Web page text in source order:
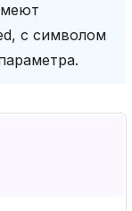
с символом